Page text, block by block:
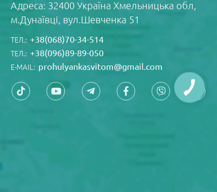
Адреса: 32400 Україна Xмельницька обл,
м.Дунаївці, вул.Шевченка 51
ТЕЛ.: +38(068)70-34-514
ТЕЛ.: +38(096)89-89-050
E-MAIL: prohulyankasvitom@gmail.com